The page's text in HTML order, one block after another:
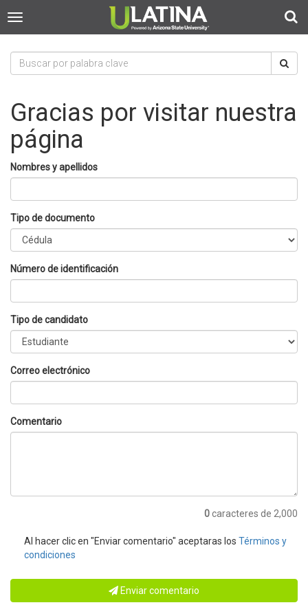
T
o
g
l
n
a
v
i
g
a
o
T
g
l
e
h
Gracias por visitar nuestra
página
Nombres y apellidos
Tipo de documento
Número de identificación
Tipo de candidato
Correo electrónico
Comentario
0caracteres de 2,000
Al hacer clic en "Enviar comentario" aceptaras los Términos y
condiciones
Enviar comentario